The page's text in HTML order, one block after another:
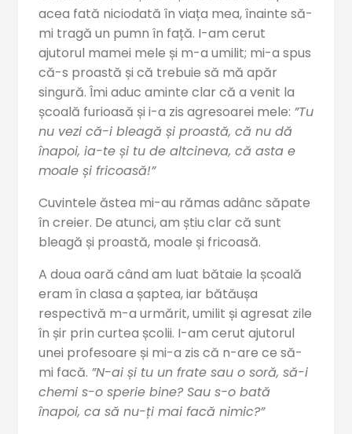
acea fată niciodată în viața mea, înainte să-
mi tragă un pumn în față. I-am cerut
ajutorul mamei mele și m-a umilit; mi-a spus
că-s proastă și că trebuie să mă apăr
singură. Îmi aduc aminte clar că a venit la
școală furioasă și i-a zis agresoarei mele: ”Tu
nu vezi că-i bleagă și proastă, că nu dă
înapoi, ia-te și tu de altcineva, că asta e
moale și fricoasă!”
Cuvintele ăstea mi-au rămas adânc săpate
în creier. De atunci, am știu clar că sunt
bleagă și proastă, moale și fricoasă.
A doua oară când am luat bătaie la școală
eram în clasa a șaptea, iar bătăușa
respectivă m-a urmărit, umilit și agresat zile
în șir prin curtea școlii. I-am cerut ajutorul
unei profesoare și mi-a zis că n-are ce să-
mi facă. ”N-ai și tu un frate sau o soră, să-i
chemi s-o sperie bine? Sau s-o bată
înapoi, ca să nu-ți mai facă nimic?”